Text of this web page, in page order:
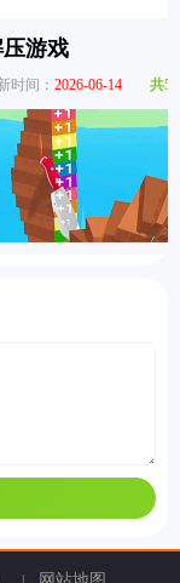
游戏
时间： 2026-06-14 共